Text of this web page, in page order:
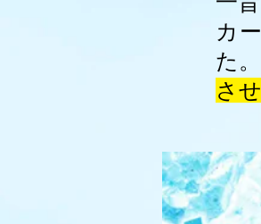
カ
た
さ